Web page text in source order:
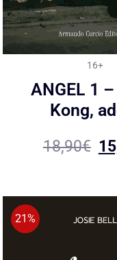
16+
ANGEL 1
Kong,
18,90€
21%